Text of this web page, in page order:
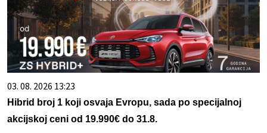
03. 08. 2026 13:23
Hibrid broj 1 koji osvaja Evropu, sada po specijalnoj
akcijskoj ceni od 19.990€ do 31.8.